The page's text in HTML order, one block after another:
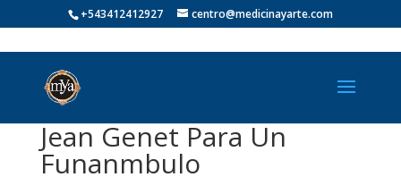
+543412412927 centro@medicinayarte.com
Jean Genet Para Un
Funanmbulo